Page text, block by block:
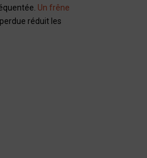
Un frêne
réduit les